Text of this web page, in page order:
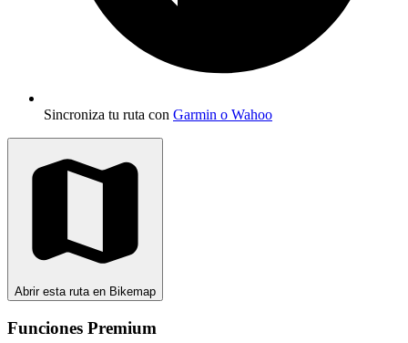
Sincroniza tu ruta con Garmin o Wahoo
Abrir esta ruta en Bikemap
Funciones Premium